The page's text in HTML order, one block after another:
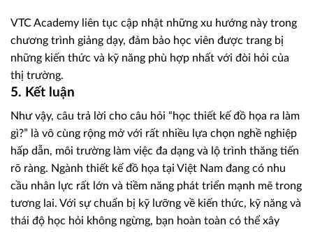
VTC Academy liên tục cập nhật những xu hướng này trong
chương trình giảng dạy, đảm bảo học viên được trang bị
những kiến thức và kỹ năng phù hợp nhất với đòi hỏi của
thị trường.
5. Kết luận
Như vậy, câu trả lời cho câu hỏi “học thiết kế đồ họa ra làm
gì?” là vô cùng rộng mở với rất nhiều lựa chọn nghề nghiệp
hấp dẫn, môi trường làm việc đa dạng và lộ trình thăng tiến
rõ ràng. Ngành thiết kế đồ họa tại Việt Nam đang có nhu
cầu nhân lực rất lớn và tiềm năng phát triển mạnh mẽ trong
tương lai. Với sự chuẩn bị kỹ lưỡng về kiến thức, kỹ năng và
thái độ học hỏi không ngừng, bạn hoàn toàn có thể xây